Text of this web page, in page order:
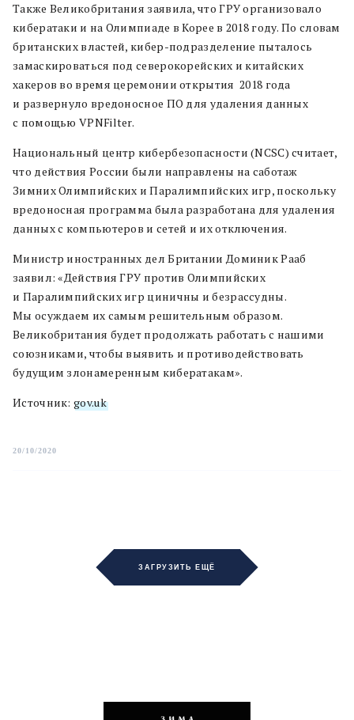
Также Великобритания заявила, что ГРУ организовало
кибератаки и на Олимпиаде в Корее в 2018 году. По словам
британских властей, кибер-подразделение пыталось
замаскироваться под северокорейских и китайских
хакеров во время церемонии открытия 2018 года
и развернуло вредоносное ПО для удаления данных
с помощью VPNFilter.
Национальный центр кибербезопасности (NCSC) считает,
что действия России были направлены на саботаж
Зимних Олимпийских и Паралимпийских игр, поскольку
вредоносная программа была разработана для удаления
данных с компьютеров и сетей и их отключения.
Министр иностранных дел Британии Доминик Рааб
заявил: «Действия ГРУ против Олимпийских
и Паралимпийских игр циничны и безрассудны.
Мы осуждаем их самым решительным образом.
Великобритания будет продолжать работать с нашими
союзниками, чтобы выявить и противодействовать
будущим злонамеренным кибератакам».
Источник: gov.uk
20/10/2020
ЗАГРУЗИТЬ ЕЩЁ